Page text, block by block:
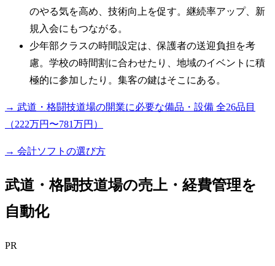
のやる気を高め、技術向上を促す。継続率アップ、新
規入会にもつながる。
少年部クラスの時間設定は、保護者の送迎負担を考
慮。学校の時間割に合わせたり、地域のイベントに積
極的に参加したり。集客の鍵はそこにある。
→ 武道・格闘技道場の開業に必要な備品・設備 全26品目
（222万円〜781万円）
→ 会計ソフトの選び方
武道・格闘技道場の売上・経費管理を
自動化
PR